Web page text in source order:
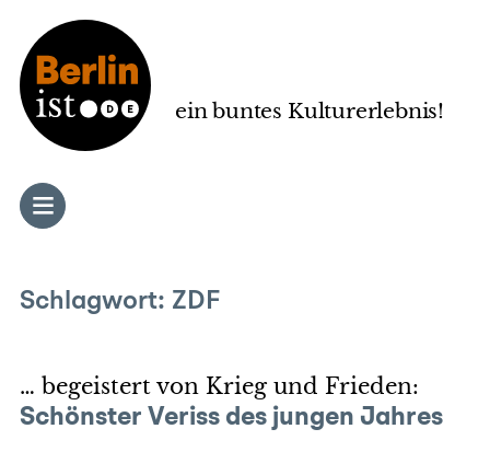
ein buntes Kulturerlebnis!
Schlagwort: ZDF
… begeistert von Krieg und Frieden:
Schönster Veriss des jungen Jahres